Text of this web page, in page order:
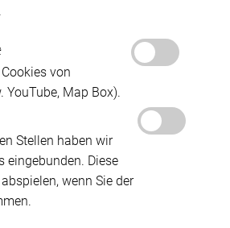
von
YouTube, Map Box).
Stellen haben wir
eingebunden. Diese
wenn Sie der